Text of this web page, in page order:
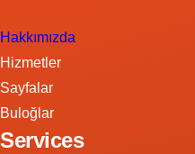
Hakkımızda
Hizmetler
Sayfalar
Buloğlar
Services